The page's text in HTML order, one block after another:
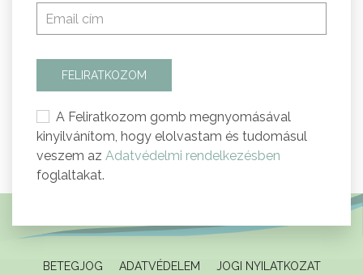
FELIRATKOZOM
A Feliratkozom gomb megnyomásával
kinyilvánítom, hogy elolvastam és tudomásul
veszem az Adatvédelmi rendelkezésben
foglaltakat.
BETEGJOG ADATVÉDELEM JOGI NYILATKOZAT